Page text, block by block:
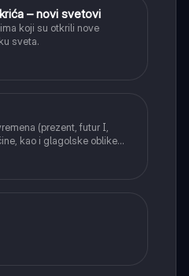
– novi svetovi
koji su otkrili nove
sveta.
(prezent, futur I,
kao i glagolske oblike
i prilozi) i glagolski vid